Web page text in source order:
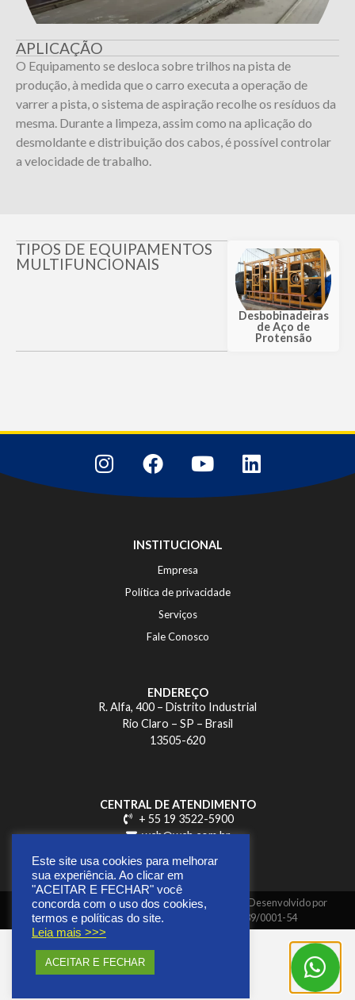
APLICAÇÃO
O Equipamento se desloca sobre trilhos na pista de
produção, à medida que o carro executa a operação de
varrer a pista, o sistema de aspiração recolhe os resíduos da
mesma. Durante a limpeza, assim como na aplicação do
desmoldante e distribuição dos cabos, é possível controlar
a velocidade de trabalho.
TIPOS DE EQUIPAMENTOS
MULTIFUNCIONAIS
Desbobinadeiras
de Aço de
Protensão
INSTITUCIONAL
Empresa
Política de privacidade
Serviços
Fale Conosco
ENDEREÇO
R. Alfa, 400 – Distrito Industrial
Rio Claro – SP – Brasil
13505-620
CENTRAL DE ATENDIMENTO
+ 55 19 3522-5900
wch@wch.com.br
Copyright © 2026 | Todos os direitos reservados | Desenvolvido por
GUAXINIM Mídia Digital |
CNPJ 41.269.639/0001-54
Este site usa cookies para melhorar
sua experiência. Ao clicar em
"ACEITAR E FECHAR" você
concorda com o uso dos cookies,
termos e políticas do site.
Leia mais >>>
ACEITAR E FECHAR